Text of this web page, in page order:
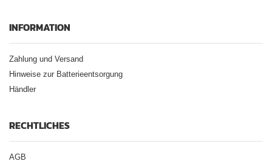
INFORMATION
Zahlung und Versand
Hinweise zur Batterieentsorgung
Händler
RECHTLICHES
AGB